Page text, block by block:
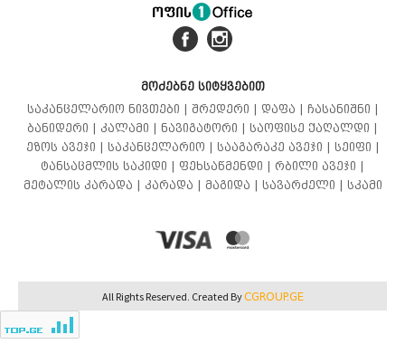
მოძებნე სიტყვებით
საკანცელარიო ნივთები | შრედერი | დაფა | ჩასანიშნი |
ბანიდერი | კალამი | ნავიგატორი | საოფისე ქაღალდი |
ეზოს ავეჯი | საკანცელარიო | სააგარაკე ავეჯი | სეიფი |
ტანსაცმლის საკიდი | ფეხსაწმენდი | რბილი ავეჯი |
მეტალის კარადა | კარადა | მაგიდა | სავარძელი | სკამი
All Rights Reserved. Created ByCGROUP.GE